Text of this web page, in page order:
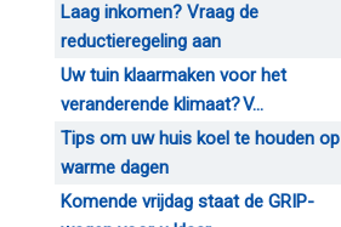
Laag inkomen? Vraag de
reductieregeling aan
Uw tuin klaarmaken voor het
veranderende klimaat? V...
Tips om uw huis koel te houden op
warme dagen
Komende vrijdag staat de GRIP-